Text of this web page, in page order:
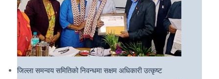
जिल्ला समन्वय समितिको निवन्धमा सक्षम अधिकारी उत्कृष्ट